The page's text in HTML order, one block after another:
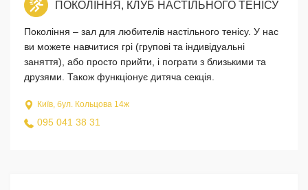
ПОКОЛІННЯ, КЛУБ НАСТІЛЬНОГО ТЕНІСУ
Покоління – зал для любителів настільного тенісу. У нас
ви можете навчитися грі (групові та індивідуальні
заняття), або просто прийти, і пограти з близькими та
друзями. Також функціонує дитяча секція.
Київ, бул. Кольцова 14ж
095 041 38 31